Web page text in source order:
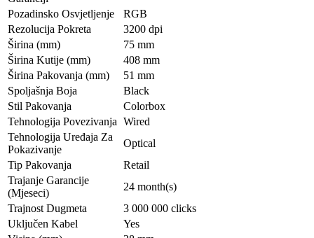
Pozadinsko Osvjetljenje
RGB
Rezolucija Pokreta
3200 dpi
Širina (mm)
75 mm
Širina Kutije (mm)
408 mm
Širina Pakovanja (mm)
51 mm
Spoljašnja Boja
Black
Stil Pakovanja
Colorbox
Tehnologija Povezivanja Wired
Tehnologija Uređaja Za
Pokazivanje
Optical
Tip Pakovanja
Retail
Trajanje Garancije
(Mjeseci)
24 month(s)
Trajnost Dugmeta
3 000 000 clicks
Uključen Kabel
Yes